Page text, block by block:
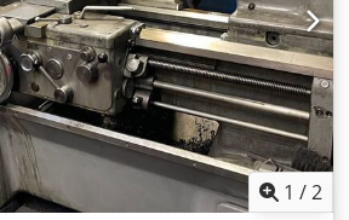
kg Izmēri (G x P x A) = 3300 x 2940 x
aprīkojums - Skaidu transportieris
šķidruma sistēma Dodpoy T
dzesētājs - Transformators - Mac
garuma mērīšana - INFRA
- Mašīnas kājas - Dokumentācija
ar uzņēmuma likvidāciju.
Ungārijā.
1 /2